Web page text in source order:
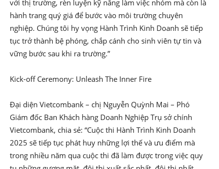
với thị trường, rèn luyện kỹ năng làm việc nhóm mà còn là
hành trang quý giá để bước vào môi trường chuyên
nghiệp. Chúng tôi hy vọng Hành Trình Kinh Doanh sẽ tiếp
tục trở thành bệ phóng, chắp cánh cho sinh viên tự tin và
vững bước sau khi ra trường.”
Kick-off Ceremony: Unleash The Inner Fire
Đại diện Vietcombank – chị Nguyễn Quỳnh Mai – Phó
Giám đốc Ban Khách hàng Doanh Nghiệp Trụ sở chính
Vietcombank, chia sẻ: “Cuộc thi Hành Trình Kinh Doanh
2025 sẽ tiếp tục phát huy những lợi thế và ưu điểm mà
trong nhiều năm qua cuộc thi đã làm được trong việc quy